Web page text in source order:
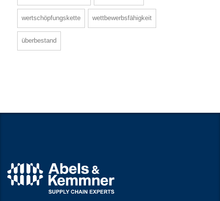
wertschöpfungskette wettbewerbsfähigkeit
überbestand